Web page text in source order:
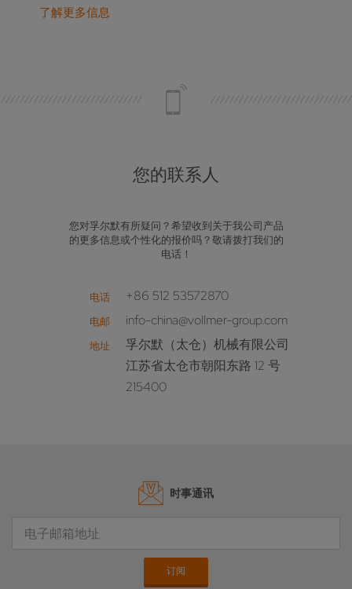
了解更多信息
您的联系人
您对孚尔默有所疑问？希望收到关于我公司产品
的更多信息或个性化的报价吗？敬请拨打我们的
电话！
电话 +86 512 53572870
电邮 info-china@vollmer-group.com
地址
孚尔默（太仓）机械有限公司
江苏省太仓市朝阳东路 12 号
215400
时事通讯